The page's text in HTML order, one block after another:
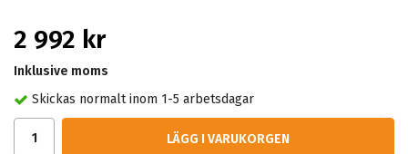
2 992 kr
Inklusive moms
Skickas normalt inom 1-5 arbetsdagar
LÄGG I VARUKORGEN